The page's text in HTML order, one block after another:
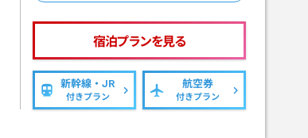
宿泊プランを見る
新幹線・JR
付きプラン
航空券
付きプラン